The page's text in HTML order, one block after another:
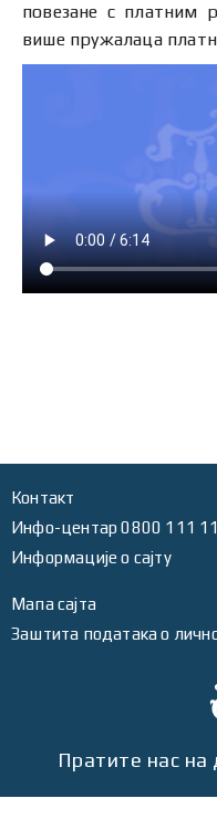
повезане с платним
више пружалаца
Контакт
Инфо-центар 0800 111
Информације о сајту
Мапа сајта
Заштита података о
Пратите нас